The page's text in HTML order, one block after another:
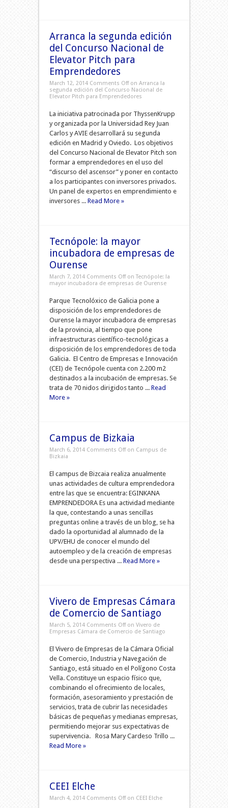
Arranca la segunda edición
del Concurso Nacional de
Elevator Pitch para
Emprendedores
March 12, 2014 Comments Offon Arranca la
segunda edición del Concurso Nacional de
Elevator Pitch para Emprendedores
La iniciativa patrocinada por ThyssenKrupp
y organizada por la Universidad Rey Juan
Carlos y AVIE desarrollará su segunda
edición en Madrid y Oviedo. Los objetivos
del Concurso Nacional de Elevator Pitch son
formar a emprendedores en el uso del
“discurso del ascensor” y poner en contacto
a los participantes con inversores privados.
Un panel de expertos en emprendimiento e
inversores ... Read More »
Tecnópole: la mayor
incubadora de empresas de
Ourense
March 7, 2014 Comments Offon Tecnópole: la
mayor incubadora de empresas de Ourense
Parque Tecnolóxico de Galicia pone a
disposición de los emprendedores de
Ourense la mayor incubadora de empresas
de la provincia, al tiempo que pone
infraestructuras científico-tecnológicas a
disposición de los emprendedores de toda
Galicia. El Centro de Empresas e Innovación
(CEI) de Tecnópole cuenta con 2.200 m2
destinados a la incubación de empresas. Se
trata de 70 nidos dirigidos tanto ... Read
More »
Campus de Bizkaia
March 6, 2014 Comments Offon Campus de
Bizkaia
El campus de Bizcaia realiza anualmente
unas actividades de cultura emprendedora
entre las que se encuentra: EGINKANA
EMPRENDEDORA Es una actividad mediante
la que, contestando a unas sencillas
preguntas online a través de un blog, se ha
dado la oportunidad al alumnado de la
UPV/EHU de conocer el mundo del
autoempleo y de la creación de empresas
desde una perspectiva ... Read More »
Vivero de Empresas Cámara
de Comercio de Santiago
March 5, 2014 Comments Offon Vivero de
Empresas Cámara de Comercio de Santiago
El Vivero de Empresas de la Cámara Oficial
de Comercio, Industria y Navegación de
Santiago, está situado en el Polígono Costa
Vella. Constituye un espacio físico que,
combinando el ofrecimiento de locales,
formación, asesoramiento y prestación de
servicios, trata de cubrir las necesidades
básicas de pequeñas y medianas empresas,
permitiendo mejorar sus expectativas de
supervivencia. Rosa Mary Cardeso Trillo ...
Read More »
CEEI Elche
March 4, 2014 Comments Offon CEEI Elche